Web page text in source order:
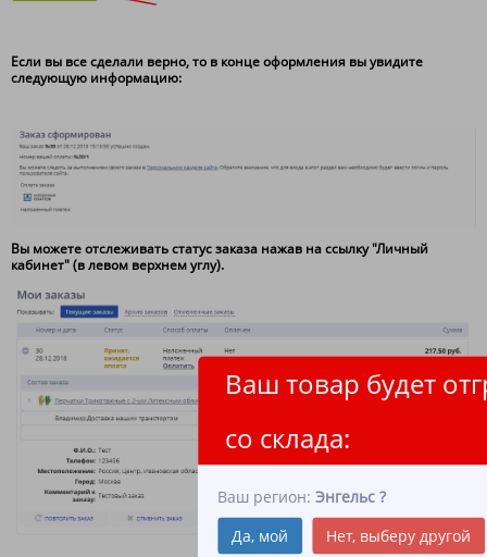
Ваш товар будет
со склада:
Ваш регион: Энгельс ?
Да, мой
Нет, выберу другой
Если вы все сделали верно, то в конце оформления вы увидите
следующую информацию:
Вы можете отслеживать статус заказа нажав на ссылку "Личный
кабинет" (в левом верхнем углу).